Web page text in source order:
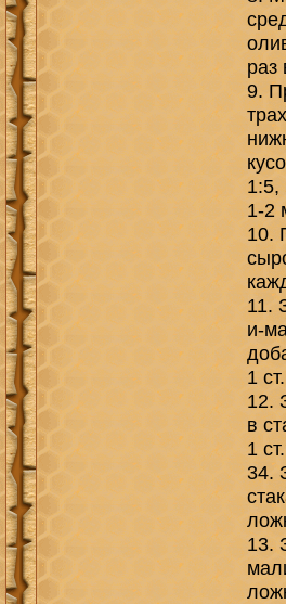
раз
9.
1:5,
1-2
10.
11.
и-
1
12.
в
1
34.
13.